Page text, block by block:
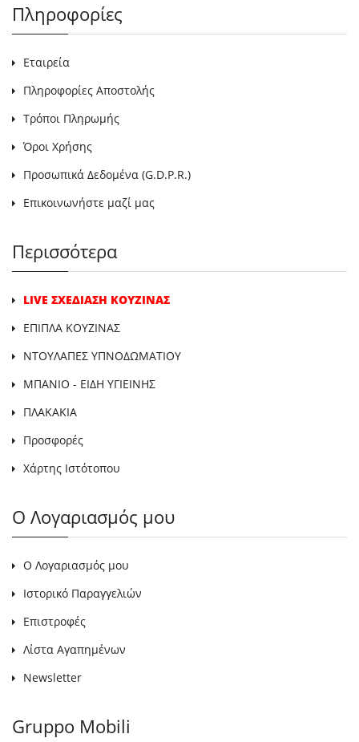
Πληροφορίες
Εταιρεία
Πληροφορίες Αποστολής
Τρόποι Πληρωμής
Όροι Χρήσης
Προσωπικά Δεδομένα (G.D.P.R.)
Επικοινωνήστε μαζί μας
Περισσότερα
LIVE ΣΧΕΔΙΑΣΗ ΚΟΥΖΙΝΑΣ
ΕΠΙΠΛΑ ΚΟΥΖΙΝΑΣ
ΝΤΟΥΛΑΠΕΣ ΥΠΝΟΔΩΜΑΤΙΟΥ
ΜΠΑΝΙΟ - ΕΙΔΗ ΥΓΙΕΙΝΗΣ
ΠΛΑΚΑΚΙΑ
Προσφορές
Χάρτης Ιστότοπου
Ο Λογαριασμός μου
Ο Λογαριασμός μου
Ιστορικό Παραγγελιών
Επιστροφές
Λίστα Αγαπημένων
Newsletter
Gruppo Mobili